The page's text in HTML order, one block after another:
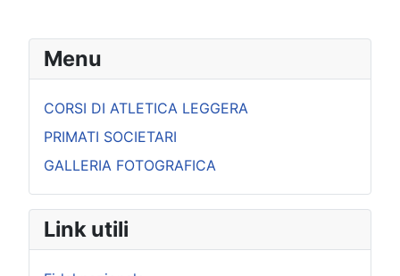
Menu
CORSI DI ATLETICA LEGGERA
PRIMATI SOCIETARI
GALLERIA FOTOGRAFICA
Link utili